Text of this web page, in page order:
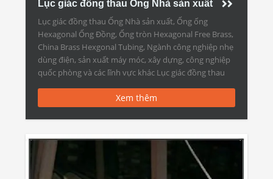
Lục giác đồng thau Ống Nhà sản xuất
Lục giác đồng thau Ống Nhà sản xuất, Ống ống
Hexagonal Ống Đồng, Ống tròn Hexagonal Free Brass,
China Brass Hexgonal Tubing, Ngành công nghiệp nhẹ
dùng điện, sản xuất máy móc, xây dựng, công nghiệp
quốc phòng và các lĩnh vực khác Lục giác đồng thau
Xem thêm